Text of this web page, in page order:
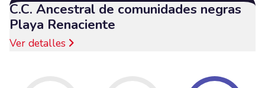
C.C. Ancestral de comunidades negras
Playa Renaciente
Ver detalles